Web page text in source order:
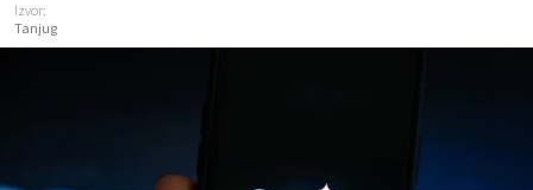
Izvor:
Tanjug